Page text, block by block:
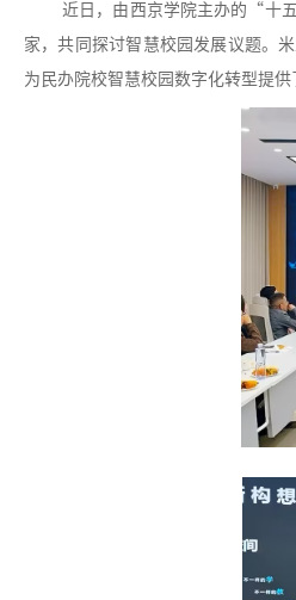
近日，由西京学院主办的“十
家，共同探讨智慧校园发展议题。
为民办院校智慧校园数字化转型提供